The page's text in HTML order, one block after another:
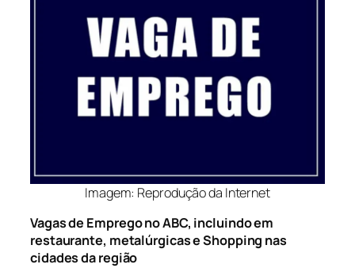
Imagem: Reprodução da Internet
Vagas de Emprego no ABC, incluindo em
restaurante, metalúrgicas e Shopping nas
cidades da região